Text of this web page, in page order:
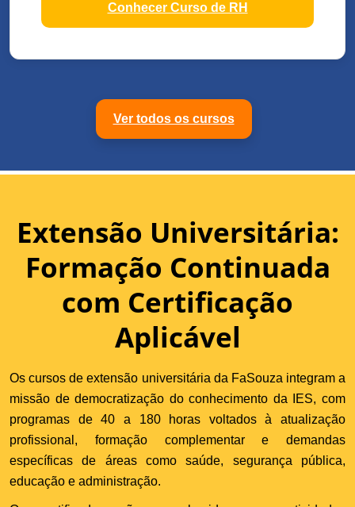
Conhecer Curso de RH
Ver todos os cursos
Extensão Universitária:
Formação Continuada
com Certificação
Aplicável
Os cursos de extensão universitária da FaSouza integram a
missão de democratização do conhecimento da IES, com
programas de 40 a 180 horas voltados à atualização
profissional, formação complementar e demandas
específicas de áreas como saúde, segurança pública,
educação e administração.